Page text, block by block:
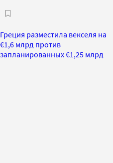
Греция разместила векселя на
€1,6 млрд против
запланированных €1,25 млрд